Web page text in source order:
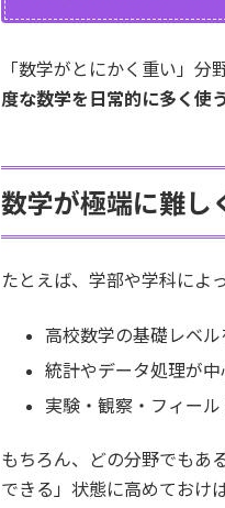
「数学がとにかく重い」分
度な数学を日常的に多く使
数学が極端に難し
たとえば、学部や学科によ
高校数学の基礎レベ
統計やデータ処理が
実験・観察・フィー
もちろん、どの分野でもあ
できる」状態に高めておけ